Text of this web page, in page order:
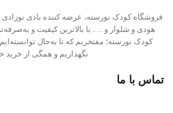
فروشگاه کودک نورسته، عرضه کننده بادی
هودی و شلوار و …. با بالاترین کیفیت و
کودک نورسته؛ مفتخریم که تا به‌حال
نگهداریم و همگی از خرید
تماس با ما